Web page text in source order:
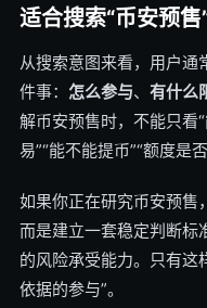
适合搜索“币安预
从搜索意图来看，用户通
件事： 怎么参与、 有什么
解币安预售时，不能只看
易”“能不能提币”“额度是
如果你正在研究币安预售
而是建立一套稳定判断标
的风险承受能力。只有这
依据的参与”。